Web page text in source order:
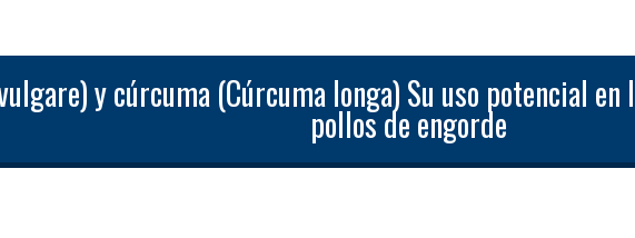
y cúrcuma (Cúrcuma longa) Su uso potencial
pollos de engorde